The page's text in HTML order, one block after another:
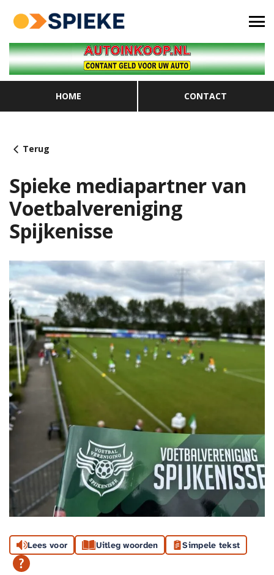
HOME CONTACT
Terug
Spieke mediapartner van
Voetbalvereniging
Spijkenisse
Lees voor Uitleg woorden Simpele tekst